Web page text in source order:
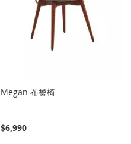
Megan 布餐椅
$6,990